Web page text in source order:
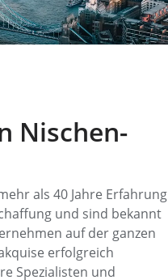
Nischen-
als 40 Jahre Erfahrung
und sind bekannt
auf der ganzen
erfolgreich
Spezialisten und